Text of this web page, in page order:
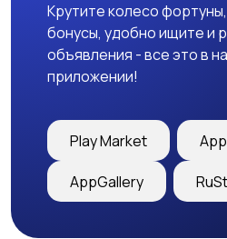
Крутите колесо
бонусы, удобно ищите и
объявления - все это в
приложении!
Play Market
AppGallery